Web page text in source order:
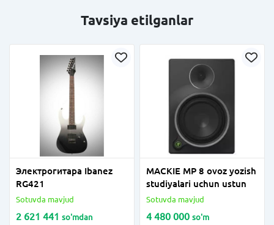
Tavsiya etilganlar
Электрогитара Ibanez
RG421
Sotuvda mavjud
2 621 441 so'mdan
MACKIE MP 8 ovoz yozish
studiyalari uchun ustun
Sotuvda mavjud
4 480 000 so'm